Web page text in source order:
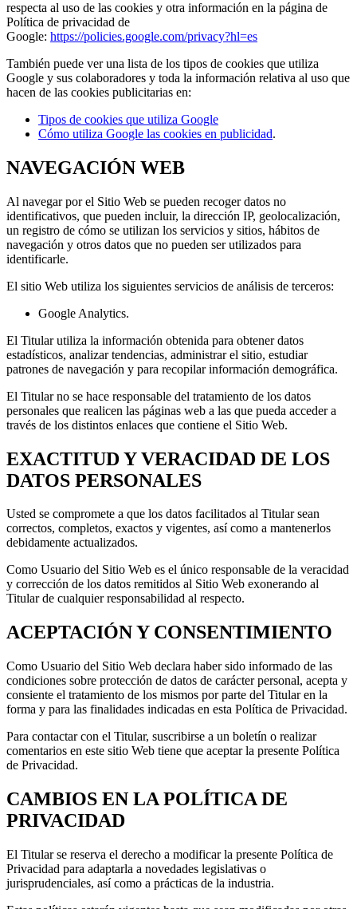
respecta al uso de las cookies y otra información en la página de
Política de privacidad de
Google: https://policies.google.com/privacy?hl=es
También puede ver una lista de los tipos de cookies que utiliza
Google y sus colaboradores y toda la información relativa al uso que
hacen de las cookies publicitarias en:
Tipos de cookies que utiliza Google
Cómo utiliza Google las cookies en publicidad.
NAVEGACIÓN WEB
Al navegar por el Sitio Web se pueden recoger datos no
identificativos, que pueden incluir, la dirección IP, geolocalización,
un registro de cómo se utilizan los servicios y sitios, hábitos de
navegación y otros datos que no pueden ser utilizados para
identificarle.
El sitio Web utiliza los siguientes servicios de análisis de terceros:
Google Analytics.
El Titular utiliza la información obtenida para obtener datos
estadísticos, analizar tendencias, administrar el sitio, estudiar
patrones de navegación y para recopilar información demográfica.
El Titular no se hace responsable del tratamiento de los datos
personales que realicen las páginas web a las que pueda acceder a
través de los distintos enlaces que contiene el Sitio Web.
EXACTITUD Y VERACIDAD DE LOS
DATOS PERSONALES
Usted se compromete a que los datos facilitados al Titular sean
correctos, completos, exactos y vigentes, así como a mantenerlos
debidamente actualizados.
Como Usuario del Sitio Web es el único responsable de la veracidad
y corrección de los datos remitidos al Sitio Web exonerando al
Titular de cualquier responsabilidad al respecto.
ACEPTACIÓN Y CONSENTIMIENTO
Como Usuario del Sitio Web declara haber sido informado de las
condiciones sobre protección de datos de carácter personal, acepta y
consiente el tratamiento de los mismos por parte del Titular en la
forma y para las finalidades indicadas en esta Política de Privacidad.
Para contactar con el Titular, suscribirse a un boletín o realizar
comentarios en este sitio Web tiene que aceptar la presente Política
de Privacidad.
CAMBIOS EN LA POLÍTICA DE
PRIVACIDAD
El Titular se reserva el derecho a modificar la presente Política de
Privacidad para adaptarla a novedades legislativas o
jurisprudenciales, así como a prácticas de la industria.